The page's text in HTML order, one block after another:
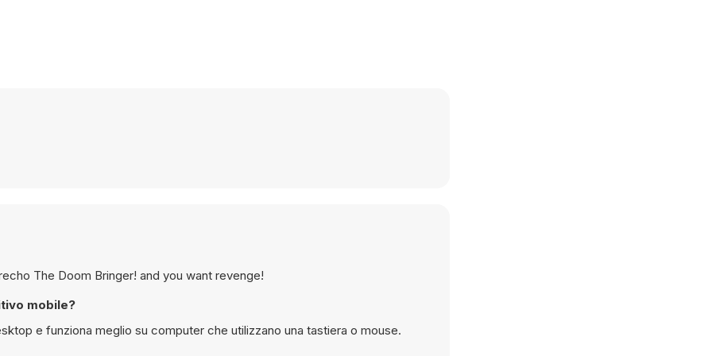
The Doom Bringer! and you want revenge!
mobile?
e funziona meglio su computer che utilizzano una tastiera o mouse.